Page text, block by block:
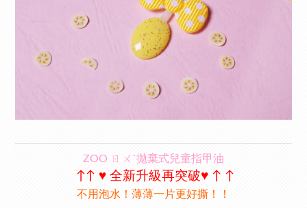
ZOO ㄖㄨˋ拋棄式兒童指甲油
↑↑ ♥ 全新升級再突破♥ ↑ ↑
不用泡水！薄薄一片更好撕！！